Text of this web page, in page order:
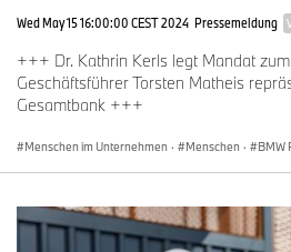
Wed May 15 16:00:00 CEST 2024 Pressemeldung
+++ Dr. Kathrin Kerls legt Mandat
Geschäftsführer Torsten Matheis
Gesamtbank +++
Menschen im Unternehmen · Menschen · BMW